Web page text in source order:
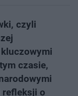
czyli
czasie,
refleksji o